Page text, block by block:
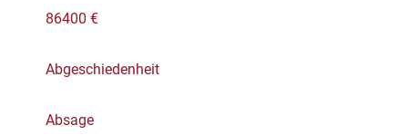
86400 €
Abgeschiedenheit
Absage